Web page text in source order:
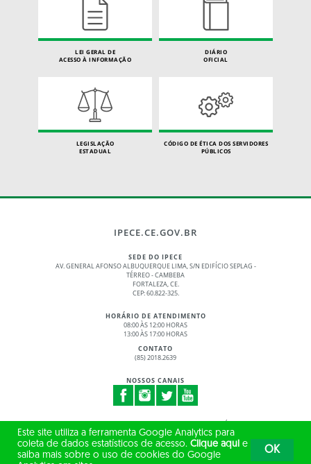
LEI GERAL DE
ACESSO À INFORMAÇÃO
DIÁRIO
OFICIAL
LEGISLAÇÃO
ESTADUAL
CÓDIGO DE ÉTICA DOS SERVIDORES
PÚBLICOS
IPECE.CE.GOV.BR
SEDE DO IPECE
AV. GENERAL AFONSO ALBUQUERQUE LIMA, S/N EDIFÍCIO SEPLAG -
TÉRREO - CAMBEBA
FORTALEZA, CE.
CEP: 60.822-325.
HORÁRIO DE ATENDIMENTO
08:00 ÀS 12:00 HORAS
13:00 ÀS 17:00 HORAS
CONTATO
(85) 2018.2639
NOSSOS CANAIS
© 2017 - 2026 – GOVERNO DO ESTADO DO CEARÁ
TODOS OS DIREITOS RESERVADOS
Este site utiliza a ferramenta Google Analytics para
coleta de dados estatísticos de acesso. Clique aqui e
saiba mais sobre o uso de cookies do Google
OK